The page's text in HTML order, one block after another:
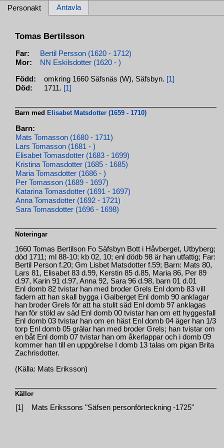
Personakt Antavla
Tomas Bertilsson
Far:
Bertil Persson (1620 - 1712)
Mor:
NN Eskilsdotter (1620 - )
Född: omkring 1660 Säfsnäs (W), Säfsbyn. [1]
Död:
1711. [1]
Barn med Elisabet Matsdotter (1659 - 1710)
Barn:
Mats Tomasson (1680 - 1711)
Lars Tomasson (1681 - )
Elisabet Tomasdotter (1683 - 1699)
Kristina Tomasdotter (1685 - 1685)
Maria Tomasdotter (1686 - )
Per Tomasson (1689 - 1697)
Katarina Tomasdotter (1691 - 1697)
Anna Tomasdotter (1692 - 1721)
Sara Tomasdotter (1696 - 1698)
Noteringar
1660 Tomas Bertilson Fo Säfsbyn Bott i Håvberget, Utbyberg;
död 1711; ml 88-10; kb 02, 10; enl dödb 98 är han utfattig; Far:
Bertil Person f.20; Gm Lisbet Matsdotter f.59; Barn: Mats 80,
Lars 81, Elisabet 83 d.99, Kerstin 85 d.85, Maria 86, Per 89
d.97, Karin 91 d.97, Anna 92, Sara 96 d.98, barn 01 d.01
Enl domb 82 tvistar han med broder Grels Enl domb 83 vill
fadern att han skall bygga i Galberget Enl domb 90 anklagar
han broder Grels för att ha stulit säd Enl domb 97 anklagas
han för stöld av säd Enl domb 00 tvistar han om ett hyggesfall
Enl domb 03 tvistar han om en häst Enl domb 04 äger han 1/3
torp Enl domb 05 grälar han med broder Grels; han tvistar om
en båt Enl domb 07 tvistar han om åkerlappar och i domb 09
kommer han till en uppgörelse I domb 13 talas om pigan Brita
Zachrisdotter.
(Källa: Mats Eriksson)
Källor
[1] Mats Erikssons "Säfsen personförteckning -1725"